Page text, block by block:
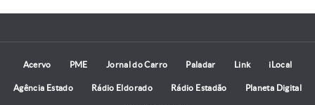
Acervo PME Jornal do Carro Paladar Link iLocal
Agência Estado Rádio Eldorado Rádio Estadão Planeta Digital